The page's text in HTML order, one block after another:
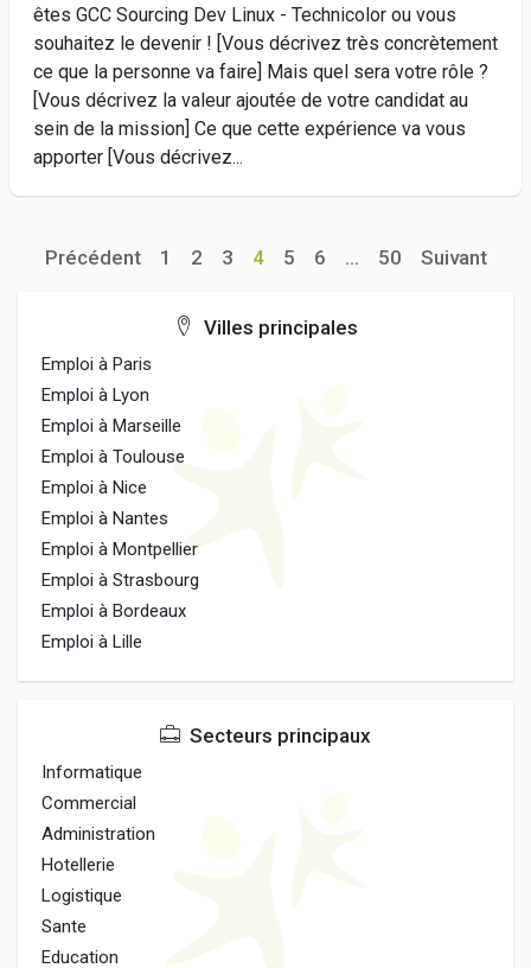
êtes GCC Sourcing Dev Linux - Technicolor ou vous
souhaitez le devenir ! [Vous décrivez très concrètement
ce que la personne va faire] Mais quel sera votre rôle ?
[Vous décrivez la valeur ajoutée de votre candidat au
sein de la mission] Ce que cette expérience va vous
apporter [Vous décrivez...
Précédent 1 2 3 4 5 6 ... 50 Suivant
Villes principales
Emploi à Paris
Emploi à Lyon
Emploi à Marseille
Emploi à Toulouse
Emploi à Nice
Emploi à Nantes
Emploi à Montpellier
Emploi à Strasbourg
Emploi à Bordeaux
Emploi à Lille
Secteurs principaux
Informatique
Commercial
Administration
Hotellerie
Logistique
Sante
Education